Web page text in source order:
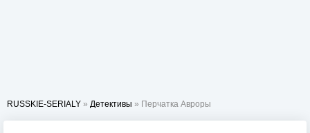
RUSSKIE-SERIALY » Детективы » Перчатка Авроры